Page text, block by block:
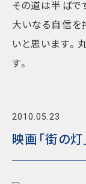
その道は半ばで
大いなる自信を
いと思います。
す。
2010.05.23
映画「街の